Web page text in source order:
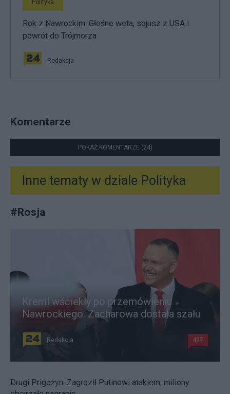
Polityka
Rok z Nawrockim. Głośne weta, sojusz z USA i
powrót do Trójmorza
Redakcja
Komentarze
POKAŻ KOMENTARZE (24)
Inne tematy w dziale Polityka
#Rosja
Kreml wściekły po przemówieniu
Nawrockiego. Zacharowa dostała szału
Redakcja 427
Drugi Prigożyn. Zagroził Putinowi atakiem, miliony